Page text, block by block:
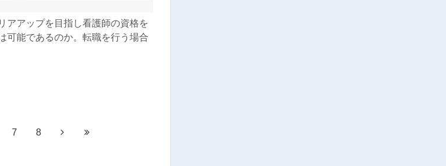
アアップを目指し看護師の資格を
可能であるのか。転職を行う場合
7 8